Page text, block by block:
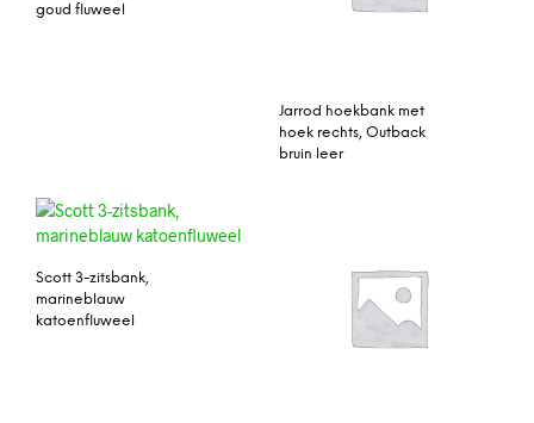
goud fluweel
Jarrod hoekbank met
hoek rechts, Outback
bruin leer
Scott 3-zitsbank,
marineblauw
katoenfluweel